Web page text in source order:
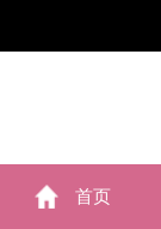
首页